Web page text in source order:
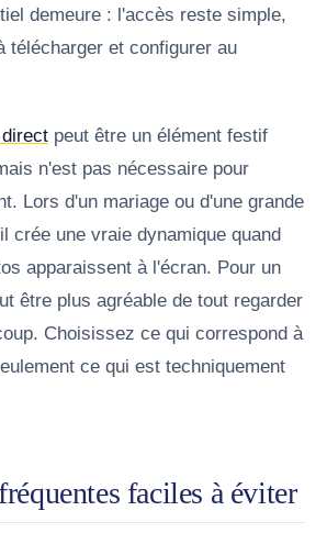
demeure : l'accès reste simple,
télécharger et configurer au
peut être un élément festif
n'est pas nécessaire pour
Lors d'un mariage ou d'une grande
crée une vraie dynamique quand
apparaissent à l'écran. Pour un
être plus agréable de tout regarder
Choisissez ce qui correspond à
ce qui est techniquement
faciles à éviter